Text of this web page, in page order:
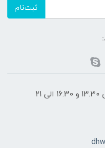
ثبت‌نام
شنبه تا پنج‌شنبه ساعت 7.30 الی 13.30 و 16.30 الی 21